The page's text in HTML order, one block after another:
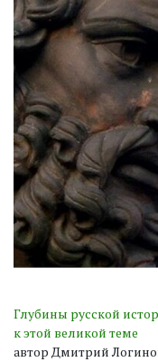
Глубины русской
к этой великой теме
автор Дмитрий